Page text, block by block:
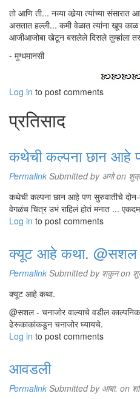
तो आणि ती... नव्या कोर्‍या त्यांच्या
असतात हल्ली... कमी वेळात त्यांना खूप
आजीआजोबा खेटून बसलेले दिसले तुम्हांला
- मुग्धमानसी
Log in to post comments
प्रतिसाद
कथेची कल्पना छान आहे
Permalink Submitted by अगोon
कथेची कल्पना छान आहे पण सुरुवातीचे दोन-
वेगळंच चित्र उभं राहिलं होतं मनात ...
Log in to post comments
क्यूट आहे कथा. @सशल
Permalink Submitted by शकुनon
क्यूट आहे कथा.
@सशल - चनाजोर वाल्याचे वडील
ढेरूकाकांकडून चनाजोर घ्यायचे.
Log in to post comments
आवडली
Permalink Submitted by आबा. on